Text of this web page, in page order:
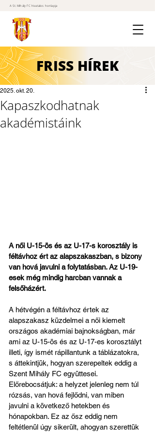
A St. Mihály FC hivatalos honlapja
FRISS HÍREK
Kapaszkodhatnak
akadémistáink
2025. okt. 20.
A női U-15-ös és az U-17-s korosztály is
féltávhoz ért az alapszakaszban, s bizony
van hová javulni a folytatásban. Az U-19-
esek még mindig harcban vannak a
felsőházért.
A hétvégén a féltávhoz értek az
alapszakasz küzdelmei a női kiemelt
országos akadémiai bajnokságban, már
ami az U-15-ös és az U-17-es korosztályt
illeti, így ismét rápillantunk a táblázatokra,
s áttekintjük, hogyan szerepeltek eddig a
Szent Mihály FC együttesei.
Előrebocsátjuk: a helyzet jelenleg nem túl
rózsás, van hová fejlődni, van miben
javulni a következő hetekben és
hónapokban. Ez az ősz eddig nem
feltétlenül úgy sikerült, ahogyan szerettük